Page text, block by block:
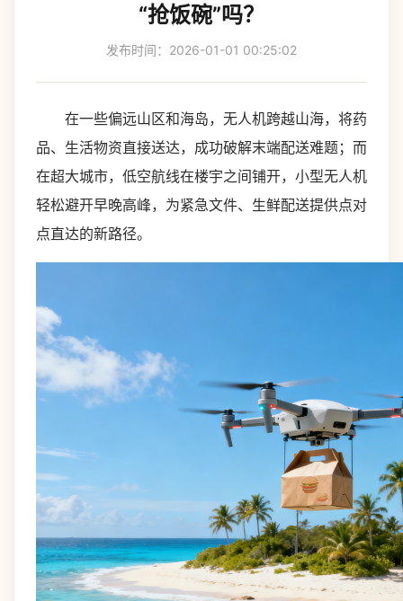
“抢饭碗”吗？
发布时间：2026-01-01 00:25:02
在一些偏远山区和海岛，无人机跨越山海，将药
品、生活物资直接送达，成功破解末端配送难题；而
在超大城市，低空航线在楼宇之间铺开，小型无人机
轻松避开早晚高峰，为紧急文件、生鲜配送提供点对
点直达的新路径。